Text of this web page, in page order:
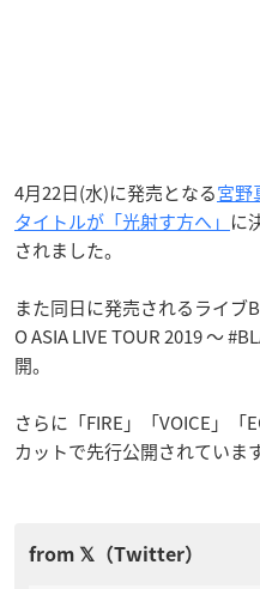
4月22日(水)に発売となる宮野
タイトルが「光射す方へ」 に
されました。
また同日に発売されるライブ
O ASIA LIVE TOUR 2019 〜
開。
さらに「FIRE」「VOICE」「
カットで先行公開されています